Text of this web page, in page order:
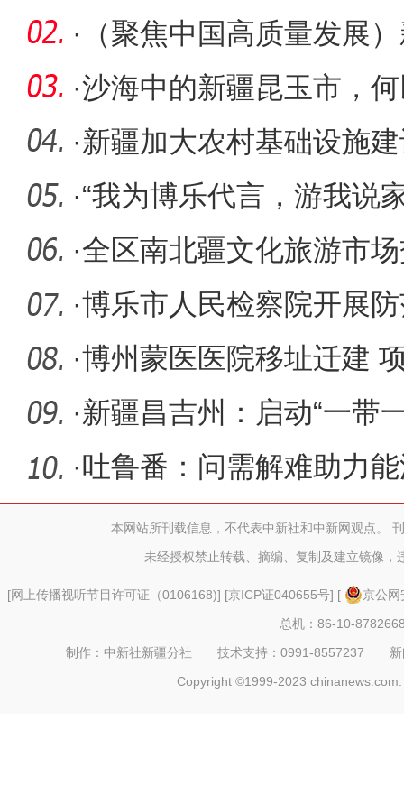
回应
·
（聚焦中国高质量发展
业 上
·沙海中的新疆昆玉市，
·新疆加大农村基础设施
兴
·“我为博乐代言，游我说
赛
·全区南北疆文化旅游市
促规范促
·博乐市人民检察院开展
传
·博州蒙医医院移址迁建
·新疆昌吉州：启动“一带
移转
·吐鲁番：问需解难助力
本网站所刊载信息，不代表中新社和中新网观点。
未经授权禁止转载、摘编、复制及建立镜像，
[网上传播视听节目许可证（0106168)] [京ICP证040655号] [
京公
总机：86-10-
制作：中新社新疆分社 技术支持：0991-8557237
Copyright ©1999-2023